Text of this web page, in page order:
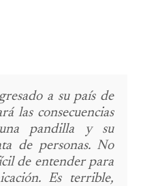
a su país de
las consecuencias
pandilla y su
de personas. No
de entender para
Es terrible,